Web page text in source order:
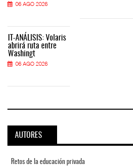
06 AGO 2026
IT-ANÁLISIS: Volaris
abrirá ruta entre
Washingt
06 AGO 2026
AUTORES
Retos de la educación privada